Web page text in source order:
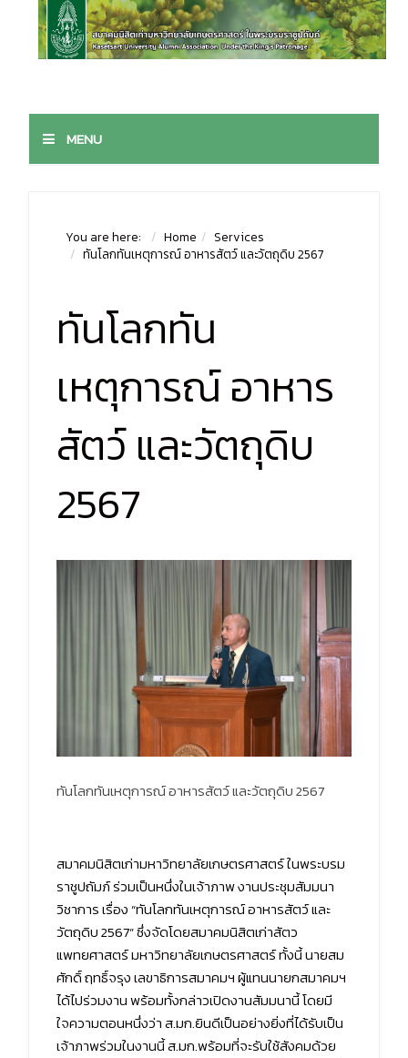
MENU
You are here: Home
Services
ทันโลกทันเหตุการณ์ อาหารสัตว์ และวัตถุดิบ 2567
ทันโลกทัน
เหตุการณ์ อาหาร
สัตว์ และวัตถุดิบ
2567
ทันโลกทันเหตุการณ์ อาหารสัตว์ และวัตถุดิบ 2567
สมาคมนิสิตเก่ามหาวิทยาลัยเกษตรศาสตร์ ในพระบรม
ราชูปถัมภ์ ร่วมเป็นหนึ่งในเจ้าภาพ งานประชุมสัมมนา
วิชาการ เรื่อง “ทันโลกทันเหตุการณ์ อาหารสัตว์ และ
วัตถุดิบ 2567” ซึ่งจัดโดยสมาคมนิสิตเก่าสัตว
แพทยศาสตร์ มหาวิทยาลัยเกษตรศาสตร์ ทั้งนี้ นายสม
ศักดิ์ ฤทธิ์จรุง เลขาธิการสมาคมฯ ผู้แทนนายกสมาคมฯ
ได้ไปร่วมงาน พร้อมทั้งกล่าวเปิดงานสัมมนานี้ โดยมี
ใจความตอนหนึ่งว่า ส.มก.ยินดีเป็นอย่างยิ่งที่ได้รับเป็น
เจ้าภาพร่วมในงานนี้ ส.มก.พร้อมที่จะรับใช้สังคมด้วย